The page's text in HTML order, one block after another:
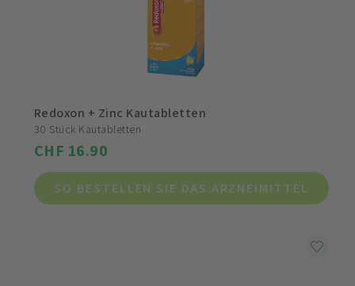
Redoxon + Zinc Kautabletten
30 Stück Kautabletten
CHF 16.90
SO BESTELLEN SIE DAS ARZNEIMITTEL